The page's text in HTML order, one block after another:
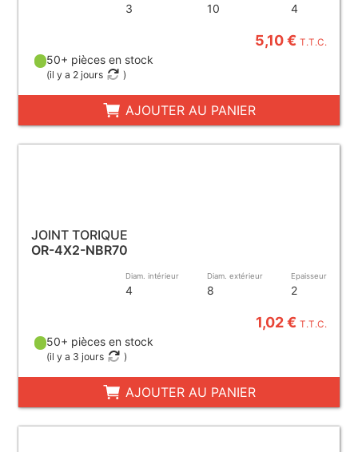
3 10 4
5,10 €T.T.C.
50+ pièces en stock
(il y a 2 jours )
AJOUTER AU PANIER
JOINT TORIQUE
OR-4X2-NBR70
Diam. intérieur
4
Diam. extérieur
8
Epaisseur
2
1,02 €T.T.C.
50+ pièces en stock
(il y a 3 jours )
AJOUTER AU PANIER